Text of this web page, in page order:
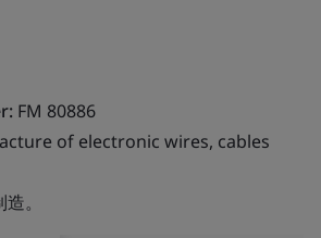
FM 80886
of electronic wires, cables
。